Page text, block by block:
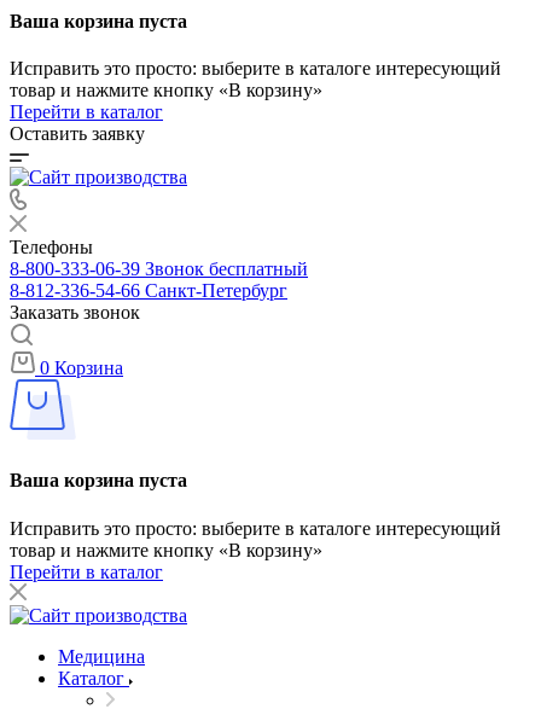
Ваша корзина пуста
Исправить это просто: выберите в каталоге интересующий
товар и нажмите кнопку «В корзину»
Перейти в каталог
Оставить заявку
Телефоны
8-800-333-06-39 Звонок бесплатный
8-812-336-54-66 Санкт-Петербург
Заказать звонок
0 Корзина
Ваша корзина пуста
Исправить это просто: выберите в каталоге интересующий
товар и нажмите кнопку «В корзину»
Перейти в каталог
Медицина
Каталог